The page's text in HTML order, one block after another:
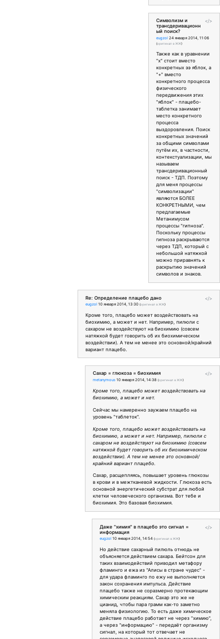
</>
Символизм и
трансдеривационн
ый поиск?
eugzol 24 января 2014, 11:06
(оригинал в ЖЖ)
Также как в уравнении
"х" стоит вместо
конкретных ээ яблок, а
"+" вместо
конкретного процесса
физического
передвижения этих
"яблок" - плацебо-
таблетка занимает
место конкретного
процесса
выздоровления. Поиск
конкретных значений
за общими символами
путём их, в частности,
контекстуализации, мы
называем
трансдеривационный
поиск - ТДП. Поэтому
для меня процессы
"символизации"
являются БОЛЕЕ
КОНКРЕТНЫМИ, чем
предлагаемые
Метанимусом
процессы "гипноза".
Поскольку процессы
гипноза раскрываются
через ТДП, который с
небольшой натяжкой
можно приравнять к
раскрытию значений
символов и знаков.
</>
Re: Определение плацебо дано
eugzol 10 января 2014, 13:30 (оригинал в ЖЖ)
Кроме того, плацебо может воздействовать на
биохимию, а может и нет. Например, пилюли с
сахаром не воздействуют на биохимию (совсем
натяжкой будет говорить об их биохимическом
воздействии). А тем не менее это основной/крайний
вариант плацебо.
</>
Сахар = глюкоза = биохимия
metanymous 10 января 2014, 14:38 (оригинал в ЖЖ)
Кроме того, плацебо может воздействовать на
биохимию, а может и нет.
Сейчас мы намеренно заужаем плацебо на
уровень "таблеток".
Кроме того, плацебо может воздействовать на
биохимию, а может и нет. Например, пилюли с
сахаром не воздействуют на биохимию (совсем
натяжкой будет говорить об их биохимическом
воздействии). А тем не менее это основной/
крайний вариант плацебо.
Сахар, расщепляясь, повышает уровень глюкозы
в крови и в межтканевой жидкости. Глюкоза есть
основной энергетический субстрат для любой
клетки человеческого организма. Вот тебе и
биохимия. Это базовая биохимия.
</>
Даже "химия" в плацебо это сигнал =
информация
eugzol 10 января 2014, 14:54 (оригинал в ЖЖ)
Но действие сахарный пилюль отнюдь не
объясняется действием сахара. Бейтсон для
таких взаимодействий приводил метафору
фламинго и ежа из "Алисы в стране чудес" -
для удара фламинго по ежу не выполняется
закон сохранения импульса. Действие
плацебо также не соразмерно протекающим
химическим реакциям. Сахар это же не
цианид, чтобы пара грамм как-то заметно
меняла физиологию. То есть даже химическое
действие плацебо работает не через "химию",
а через "информацию" - передаёт организму
сигнал, на который тот отвечает не